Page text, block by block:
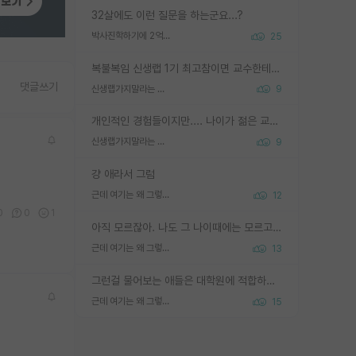
32살에도 이런 질문을 하는군요...?
박사진학하기에 2억은 괜찮은 (?) 정도의 경제력인가요 25
복불복임 신생랩 1기 최고참이면 교수한테 직접 지도받는 시간이 매우 많음 제대로 된 교수라면 말이지 그게 아니라면 그냥 넌 해방 불가능한 노예 1호에 감점쓰레기통이 되는거고
신생랩가지말라는 이유가 있었구나 9
개인적인 경험들이지만.... 나이가 젊은 교수일수록 꼰대라는 가면을 쓴 채로 무례함을 행동하는 경우가 거의 90% 정도였음. 나이가 어린데 다른 또래들과 달리 명예, 권력, 재력까지 얻었으니 세상 다 가진 기분이겠지. 오히러 나이 든 교수들이 행동과 말을 더 조심하시더라.
신생랩가지말라는 이유가 있었구나 9
걍 애라서 그럼
근데 여기는 왜 그렇게 SPK를 물어보는거임? 12
아직 모르잖아. 나도 그 나이때에는 모르고 평가 받고 안심하고 싶었어.
근데 여기는 왜 그렇게 SPK를 물어보는거임? 13
그런걸 물어보는 애들은 대학원에 적합하지 않다
근데 여기는 왜 그렇게 SPK를 물어보는거임? 15
댓글쓰기